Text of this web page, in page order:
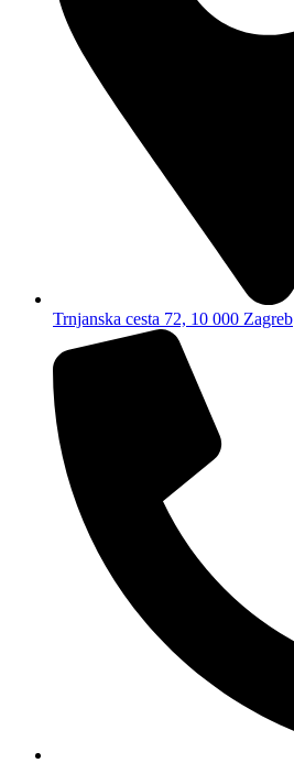
Trnjanska cesta 72, 10 000 Zagreb